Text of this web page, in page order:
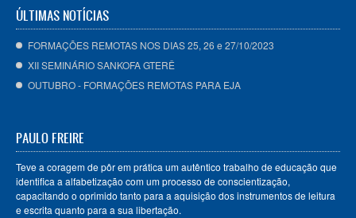
ÚLTIMAS NOTÍCIAS
FORMAÇÕES REMOTAS NOS DIAS 25, 26 e 27/10/2023
XII SEMINÁRIO SANKOFA GTERÊ
OUTUBRO - FORMAÇÕES REMOTAS PARA EJA
PAULO FREIRE
Teve a coragem de pôr em prática um autêntico trabalho de educação que
identifica a alfabetização com um processo de conscientização,
capacitando o oprimido tanto para a aquisição dos instrumentos de leitura
e escrita quanto para a sua libertação.